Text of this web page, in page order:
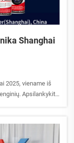
Shanghai
2025, viename iš
Apsilankykite